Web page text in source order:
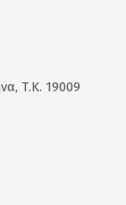
Τ.Κ. 19009